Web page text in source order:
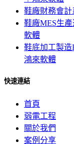
鞋廠財務會
鞋廠MES生
軟體
鞋底加工製造
鴻來軟體
快速連結
首頁
弱電工程
關於我們
案例分享